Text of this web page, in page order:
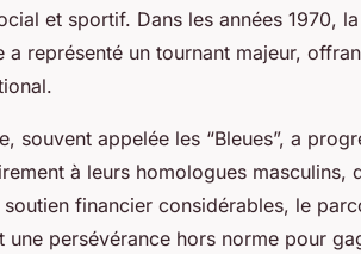
et sportif. Dans les années 1970,
a représenté un tournant majeur,
souvent appelée les “Bleues”, a
à leurs homologues masculins,
financier considérables, le
une persévérance hors norme pour